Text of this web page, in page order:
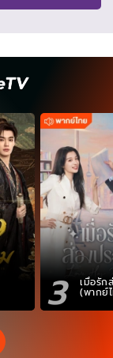
3 เมื่อรัก
(พากย์